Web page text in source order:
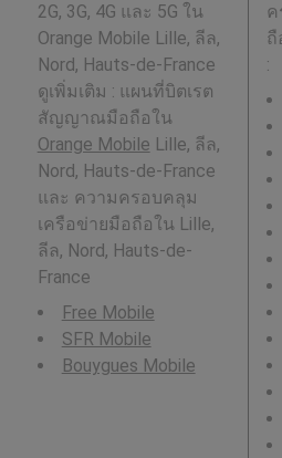
2G, 3G, 4G และ 5G ใน
Orange Mobile Lille, ลีล,
Nord, Hauts-de-France
ดูเพิ่มเติม : แผนที่บิตเรต
สัญญาณมือถือใน
Orange Mobile Lille, ลีล,
Nord, Hauts-de-France
และ ความครอบคลุม
เครือข่ายมือถือใน Lille,
ลีล, Nord, Hauts-de-
France
Free Mobile
SFR Mobile
Bouygues Mobile
ค
ถื
: